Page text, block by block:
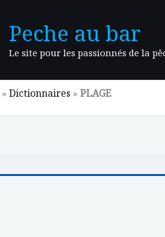
Peche au bar
Le site pour les passionnés de la
» Dictionnaires » PLAGE